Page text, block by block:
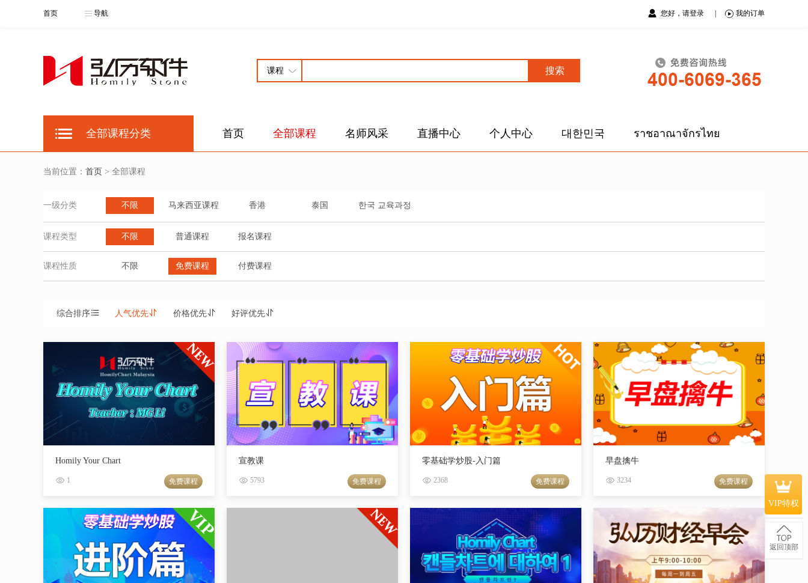
首页 导航 您好，请登录 我的订单
搜索
全部课程分类 首页 全部课程 名师风采 直播中心 个人中心 대한민국 ราชอาณาจักรไทย
当前位置： 首页 > 全部课程
一级分类 不限 马来西亚课程 香港 泰国 한국 교육과정
课程类型 不限 普通课程 报名课程
课程性质 不限 免费课程 付费课程
综合排序 人气优先 价格优先 好评优先
Homily Your Chart
1 免费课程
宣教课
5793 免费课程
零基础学炒股-入门篇
2368 免费课程
早盘擒牛
3234 免费课程
VIP特权
返回顶部